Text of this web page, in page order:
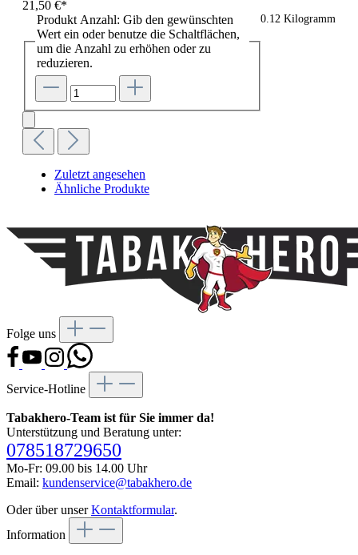
21,50 €*
0.12 Kilogramm
Produkt Anzahl: Gib den gewünschten
Wert ein oder benutze die Schaltflächen,
um die Anzahl zu erhöhen oder zu
reduzieren.
Zuletzt angesehen
Ähnliche Produkte
Folge uns
Service-Hotline
Tabakhero-Team ist für Sie immer da!
Unterstützung und Beratung unter:
078518729650
Mo-Fr: 09.00 bis 14.00 Uhr
Email: kundenservice@tabakhero.de
Oder über unserKontaktformular.
Information